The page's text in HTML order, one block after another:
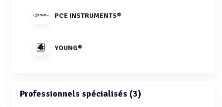
PCE INSTRUMENTS®
YOUNG®
Professionnels spécialisés (3)